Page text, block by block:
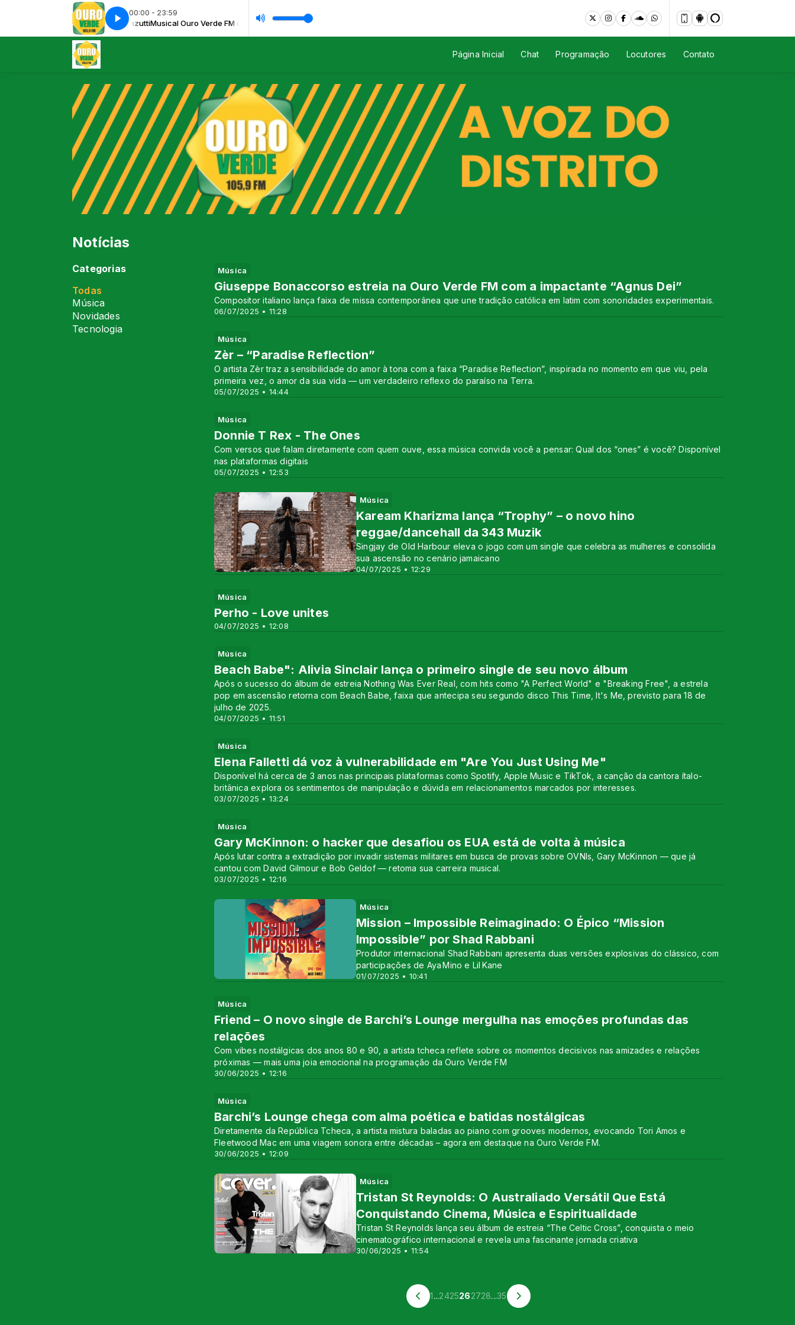
00:00 - 23:59
Ouro Verde FM com Rodrigo MazuttiMusical Ouro Verde FM com Rodrigo Mazutti
SongBite SongBite
Página Inicial Chat Programação Locutores Contato
Notícias
Categorias
Todas
Música
Novidades
Tecnologia
Música
06/07/2025 • 11:28
Giuseppe Bonaccorso estreia na Ouro Verde FM com a impactante “Agnus Dei”
Compositor italiano lança faixa de missa contemporânea que une tradição católica em latim com sonoridades experimentais.
Música
05/07/2025 • 14:44
Zèr – “Paradise Reflection”
O artista Zèr traz a sensibilidade do amor à tona com a faixa “Paradise Reflection”, inspirada no momento em que viu, pela
primeira vez, o amor da sua vida — um verdadeiro reflexo do paraíso na Terra.
Música
05/07/2025 • 12:53
Donnie T Rex - The Ones
Com versos que falam diretamente com quem ouve, essa música convida você a pensar: Qual dos “ones” é você? Disponível
nas plataformas digitais
Música
04/07/2025 • 12:29
Kaream Kharizma lança “Trophy” – o novo hino
reggae/dancehall da 343 Muzik
Singjay de Old Harbour eleva o jogo com um single que celebra as mulheres e consolida
sua ascensão no cenário jamaicano
Música
04/07/2025 • 12:08
Perho - Love unites
Música
04/07/2025 • 11:51
Beach Babe": Alivia Sinclair lança o primeiro single de seu novo álbum
Após o sucesso do álbum de estreia Nothing Was Ever Real, com hits como "A Perfect World" e "Breaking Free", a estrela
pop em ascensão retorna com Beach Babe, faixa que antecipa seu segundo disco This Time, It's Me, previsto para 18 de
julho de 2025.
Música
03/07/2025 • 13:24
Elena Falletti dá voz à vulnerabilidade em "Are You Just Using Me"
Disponível há cerca de 3 anos nas principais plataformas como Spotify, Apple Music e TikTok, a canção da cantora ítalo-
britânica explora os sentimentos de manipulação e dúvida em relacionamentos marcados por interesses.
Música
03/07/2025 • 12:16
Gary McKinnon: o hacker que desafiou os EUA está de volta à música
Após lutar contra a extradição por invadir sistemas militares em busca de provas sobre OVNIs, Gary McKinnon — que já
cantou com David Gilmour e Bob Geldof — retoma sua carreira musical.
Música
01/07/2025 • 10:41
Mission – Impossible Reimaginado: O Épico “Mission
Impossible” por Shad Rabbani
Produtor internacional Shad Rabbani apresenta duas versões explosivas do clássico, com
participações de Aya Mino e Lil Kane
Música
30/06/2025 • 12:16
Friend – O novo single de Barchi’s Lounge mergulha nas emoções profundas das
relações
Com vibes nostálgicas dos anos 80 e 90, a artista tcheca reflete sobre os momentos decisivos nas amizades e relações
próximas — mais uma joia emocional na programação da Ouro Verde FM
Música
30/06/2025 • 12:09
Barchi’s Lounge chega com alma poética e batidas nostálgicas
Diretamente da República Tcheca, a artista mistura baladas ao piano com grooves modernos, evocando Tori Amos e
Fleetwood Mac em uma viagem sonora entre décadas – agora em destaque na Ouro Verde FM.
Música
30/06/2025 • 11:54
Tristan St Reynolds: O Australiado Versátil Que Está
Conquistando Cinema, Música e Espiritualidade
Tristan St Reynolds lança seu álbum de estreia “The Celtic Cross”, conquista o meio
cinematográfico internacional e revela uma fascinante jornada criativa
1...2425262728...35